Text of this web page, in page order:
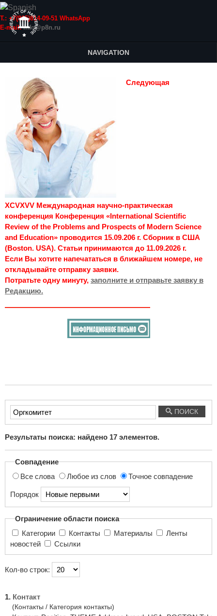
Т.: +7(915)814-09-51 WhatsApp
E-mail:info@p8n.ru
NAVIGATION
Следующая
XCVXVV Международная научно-практическая
конференция Конференция «International Scientific
Review of the Problems and Prospects of Modern Science
and Education» проводится 15.09.206 г. Сборник в США
(Boston. USA). Статьи принимаются до 11.09.2026 г.
Если Вы хотите напечататься в ближайшем номере, не
откладывайте отправку заявки.
Потратьте одну минуту, заполните и отправьте заявку в
Редакцию.
Введите
текст
поиска...
ПОИСК
Результаты поиска: найдено 17 элементов.
Совпадение
Все слова
Любое из слов Точное совпадение
Порядок
Ограничение области поиска
Категории
Контакты Материалы
новостей
Ссылки
Кол-во строк:
1. Контакт
(Контакты / Категория контакты)